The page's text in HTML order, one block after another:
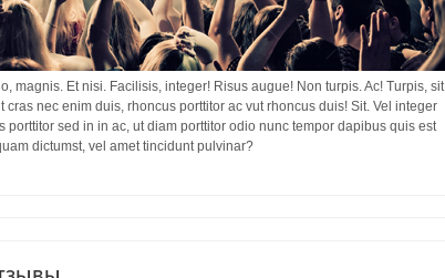
magnis. Et nisi. Facilisis, integer! Risus augue! Non turpis. Ac! Turpis, sit
cras nec enim duis, rhoncus porttitor ac vut rhoncus duis! Sit. Vel integer
porttitor sed in in ac, ut diam porttitor odio nunc tempor dapibus quis est
dictumst, vel amet tincidunt pulvinar?